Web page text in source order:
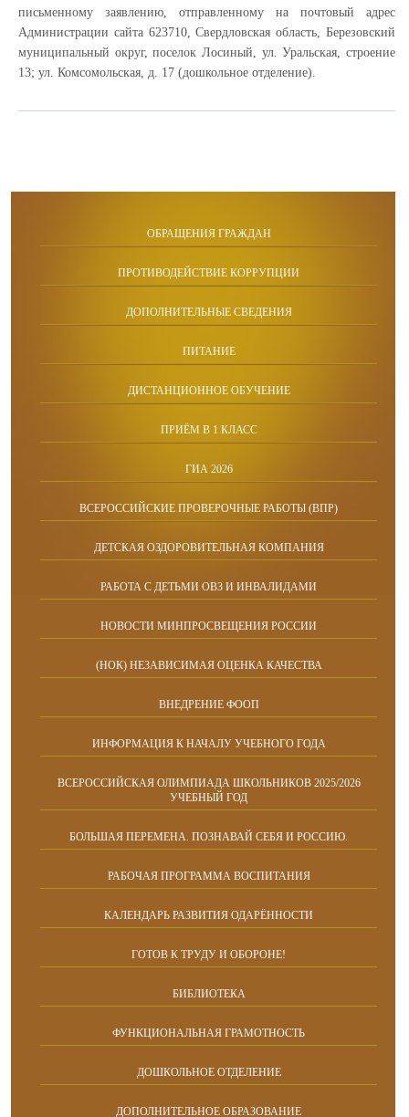
письменному заявлению, отправленному на почтовый адрес
Администрации сайта 623710, Свердловская область, Березовский
муниципальный округ, поселок Лосиный, ул. Уральская, строение
13; ул. Комсомольская, д. 17 (дошкольное отделение).
ОБРАЩЕНИЯ ГРАЖДАН
ПРОТИВОДЕЙСТВИЕ КОРРУПЦИИ
ДОПОЛНИТЕЛЬНЫЕ СВЕДЕНИЯ
ПИТАНИЕ
ДИСТАНЦИОННОЕ ОБУЧЕНИЕ
ПРИЁМ В 1 КЛАСС
ГИА 2026
ВСЕРОССИЙСКИЕ ПРОВЕРОЧНЫЕ РАБОТЫ (ВПР)
ДЕТСКАЯ ОЗДОРОВИТЕЛЬНАЯ КОМПАНИЯ
РАБОТА С ДЕТЬМИ ОВЗ И ИНВАЛИДАМИ
НОВОСТИ МИНПРОСВЕЩЕНИЯ РОССИИ
(НОК) НЕЗАВИСИМАЯ ОЦЕНКА КАЧЕСТВА
ВНЕДРЕНИЕ ФООП
ИНФОРМАЦИЯ К НАЧАЛУ УЧЕБНОГО ГОДА
ВСЕРОССИЙСКАЯ ОЛИМПИАДА ШКОЛЬНИКОВ 2025/2026
УЧЕБНЫЙ ГОД
БОЛЬШАЯ ПЕРЕМЕНА. ПОЗНАВАЙ СЕБЯ И РОССИЮ.
РАБОЧАЯ ПРОГРАММА ВОСПИТАНИЯ
КАЛЕНДАРЬ РАЗВИТИЯ ОДАРЁННОСТИ
ГОТОВ К ТРУДУ И ОБОРОНЕ!
БИБЛИОТЕКА
ФУНКЦИОНАЛЬНАЯ ГРАМОТНОСТЬ
ДОШКОЛЬНОЕ ОТДЕЛЕНИЕ
ДОПОЛНИТЕЛЬНОЕ ОБРАЗОВАНИЕ